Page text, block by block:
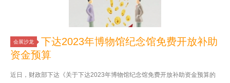
会展沙龙
下达2023年博物馆纪念馆免费开放补助
资金预算
近日，财政部下达《关于下达2023年博物馆纪念馆免费开放补助资金预算的